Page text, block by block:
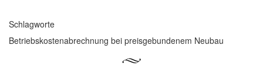
Schlagworte
Betriebskostenabrechnung bei preisgebundenem Neubau